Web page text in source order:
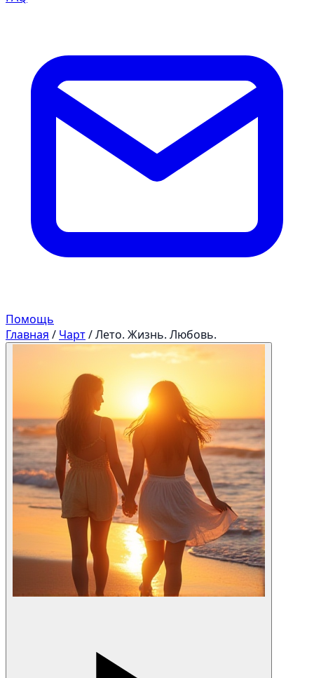
Помощь
Главная / Чарт/Лето. Жизнь. Любовь.